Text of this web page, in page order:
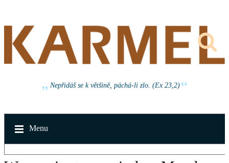
Nepřidáš se k většině, páchá-li zlo. (Ex 23,2)
Menu